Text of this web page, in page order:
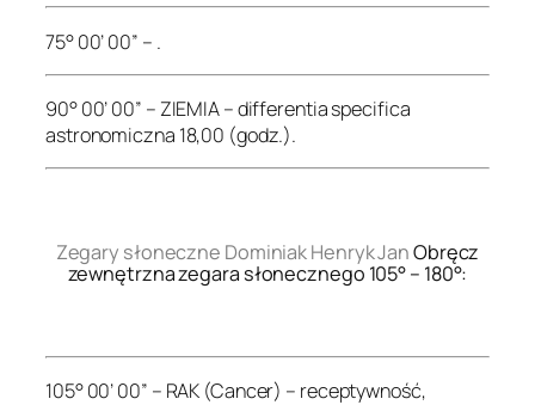
75° 00’ 00” – .
90° 00’ 00” – ZIEMIA – differentia specifica
astronomiczna 18,00 (godz.).
Zegary słoneczne Dominiak Henryk JanObręcz
zewnętrzna zegara słonecznego 105° – 180°:
105° 00’ 00” – RAK (Cancer) – receptywność,